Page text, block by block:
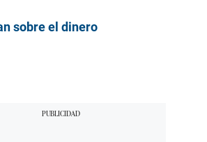
sobre el dinero